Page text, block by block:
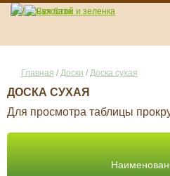
Главная / Доски / Доска сухая
ДОСКА СУХАЯ
Для просмотра таблицы